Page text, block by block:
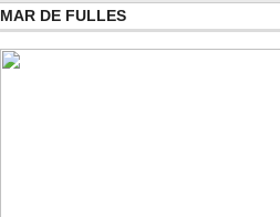
MAR DE FULLES